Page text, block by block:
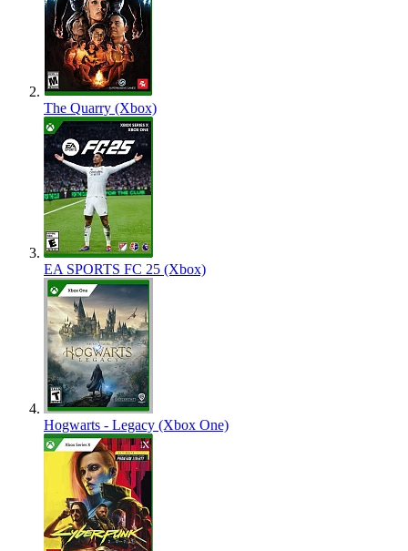
The Quarry (Xbox)
EA SPORTS FC 25 (Xbox)
Hogwarts - Legacy (Xbox One)